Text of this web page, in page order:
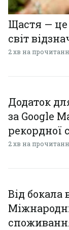
Щастя — це
світ
2 хв на
Додаток
за Google
рекордної
2 хв на
Від бокала